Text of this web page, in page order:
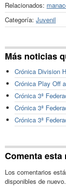
Relacionados:
Categoría: Juvenil
Más noticias
Crónica Division
Crónica Play Off
Crónica 3ª
Crónica 3ª
Crónica 3ª
Comenta esta
Los comentarios
disponibles de nuevo.